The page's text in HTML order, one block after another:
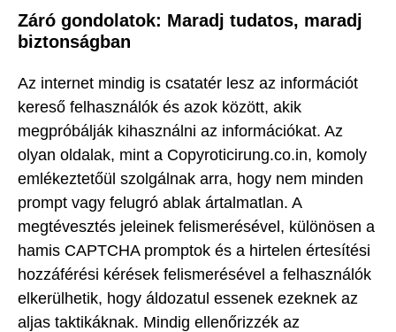
Záró gondolatok: Maradj tudatos, maradj
biztonságban
Az internet mindig is csatatér lesz az információt
kereső felhasználók és azok között, akik
megpróbálják kihasználni az információkat. Az
olyan oldalak, mint a Copyroticirung.co.in, komoly
emlékeztetőül szolgálnak arra, hogy nem minden
prompt vagy felugró ablak ártalmatlan. A
megtévesztés jeleinek felismerésével, különösen a
hamis CAPTCHA promptok és a hirtelen értesítési
hozzáférési kérések felismerésével a felhasználók
elkerülhetik, hogy áldozatul essenek ezeknek az
aljas taktikáknak. Mindig ellenőrizzék az